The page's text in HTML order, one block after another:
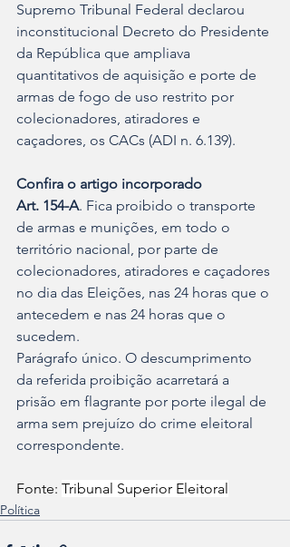
Supremo Tribunal Federal declarou
inconstitucional Decreto do Presidente
da República que ampliava
quantitativos de aquisição e porte de
armas de fogo de uso restrito por
colecionadores, atiradores e
caçadores, os CACs (ADI n. 6.139).
Confira o artigo incorporado
Art. 154-A. Fica proibido o transporte
de armas e munições, em todo o
território nacional, por parte de
colecionadores, atiradores e caçadores
no dia das Eleições, nas 24 horas que o
antecedem e nas 24 horas que o
sucedem.
Parágrafo único. O descumprimento
da referida proibição acarretará a
prisão em flagrante por porte ilegal de
arma sem prejuízo do crime eleitoral
correspondente.
Fonte: Tribunal Superior Eleitoral
Política